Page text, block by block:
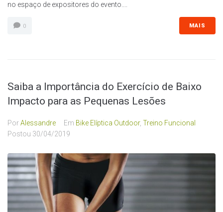
no espaço de expositores do evento....
0 MAIS
Saiba a Importância do Exercício de Baixo
Impacto para as Pequenas Lesões
PorAlessandre Em Bike Elíptica Outdoor, Treino Funcional
Postou 30/04/2019